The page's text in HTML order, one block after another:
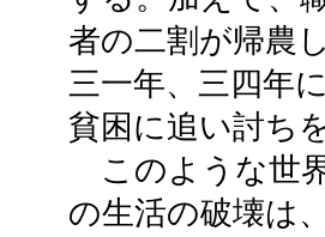
者の二割が帰農
三一年、三四年
貧困に追い討ち
このような世
の生活の破壊は